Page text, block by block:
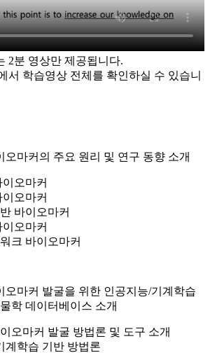
2분 영상만 제공됩니다.
서 학습영상 전체를 확인하실 수 있습니
오마커의 주요 원리 및 연구 동향 소개
오마커
오마커
바이오마커
오마커
크 바이오마커
오마커 발굴을 위한 인공지능/기계학습
학 데이터베이스 소개
오마커 발굴 방법론 및 도구 소개
계학습 기반 방법론